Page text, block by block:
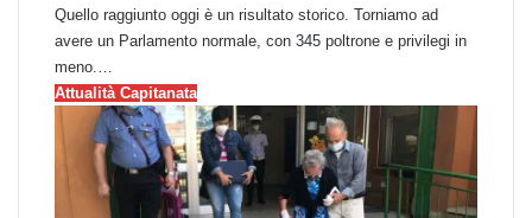
Quello raggiunto oggi è un risultato storico. Torniamo ad
avere un Parlamento normale, con 345 poltrone e privilegi in
meno.…
Attualità Capitanata